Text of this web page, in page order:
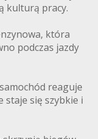
kulturą pracy.
która
podczas jazdy
reaguje
staje się szybkie i